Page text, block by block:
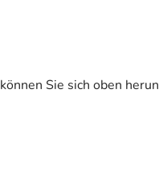
können Sie sich oben